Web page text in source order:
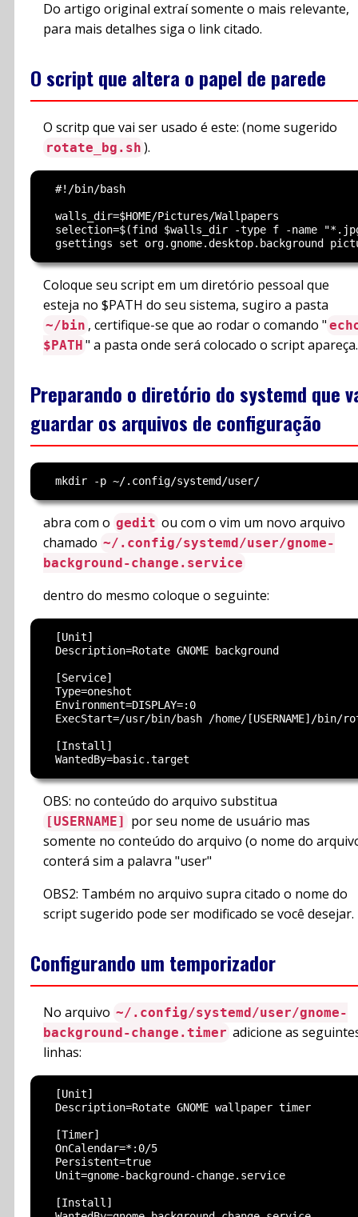
Do artigo original extraí somente o mais relevante,
para mais detalhes siga o link citado.
O script que altera o papel de parede
O scritp que vai ser usado é este: (nome sugerido
rotate_bg.sh ).
  #!/bin/bash
  walls_dir=$HOME/Pictures/Wallpapers
selection=$(find $walls_dir -type f -name
Coloque seu script em um diretório pessoal que
esteja no $PATH do seu sistema, sugiro a pasta
~/bin , certifique-se que ao rodar o comando "
$PATH " a pasta onde será colocado o script apareça.
Preparando o diretório do systemd que
guardar os arquivos de configuração
abra com o gedit ou com o vim um novo arquivo
chamado ~/.config/systemd/user/gnome-
background-change.service
dentro do mesmo coloque o seguinte:
  [Unit]
  Description=Rotate GNOME background
  [Service]
  Type=oneshot
  Environment=DISPLAY=:0
ExecStart=/usr/bin/bash /home/[USERNAME]/bin/
  [Install]
OBS: no conteúdo do arquivo substitua
[USERNAME] por seu nome de usuário mas
somente no conteúdo do arquivo (o nome do
conterá sim a palavra "user"
OBS2: Também no arquivo supra citado o nome do
script sugerido pode ser modificado se você desejar.
Configurando um temporizador
No arquivo ~/.config/systemd/user/gnome-
background-change.timer adicione as
linhas:
  [Unit]
  Description=Rotate GNOME wallpaper timer
  [Timer]
  OnCalendar=*:0/5
  Persistent=true
  Unit=gnome-background-change.service
  [Install]